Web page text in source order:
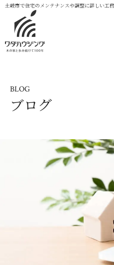
土岐市で住宅のメンテナンスや調整に詳しい工
BLOG
ブログ